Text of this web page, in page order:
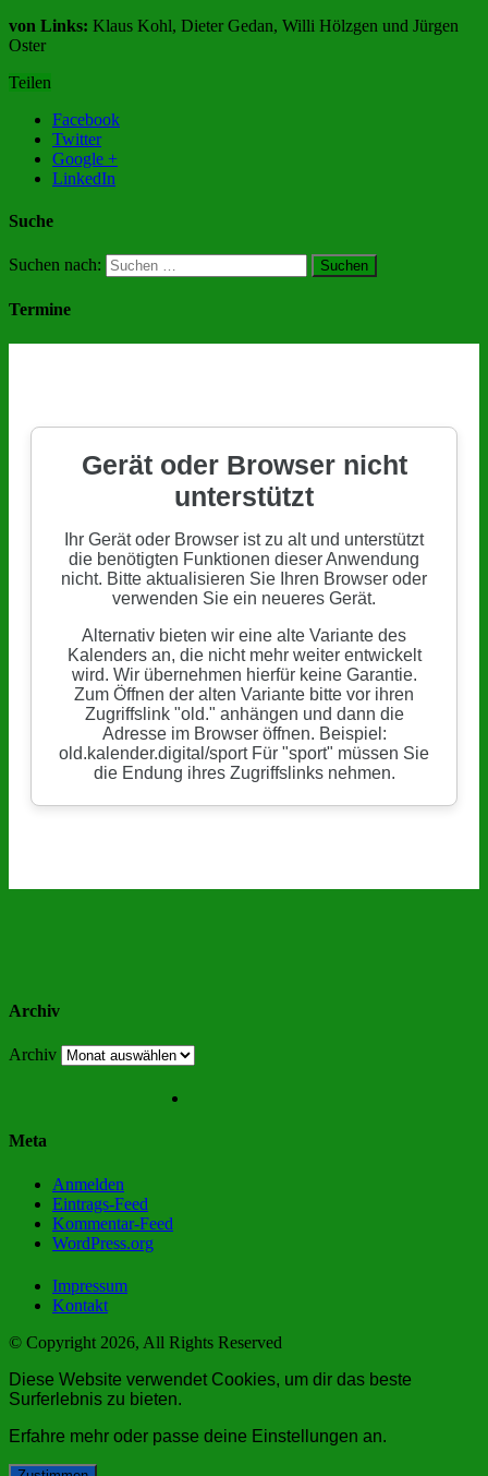
von Links: Klaus Kohl, Dieter Gedan, Willi Hölzgen und Jürgen
Oster
Teilen
Facebook
Twitter
Google +
LinkedIn
Suche
Suchen nach:
Termine
Archiv
Archiv
Meta
Anmelden
Eintrags-Feed
Kommentar-Feed
WordPress.org
Impressum
Kontakt
© Copyright 2026, All Rights Reserved
Diese Website verwendet Cookies, um dir das beste
Surferlebnis zu bieten.
Erfahre mehr oder passe deine Einstellungen an.